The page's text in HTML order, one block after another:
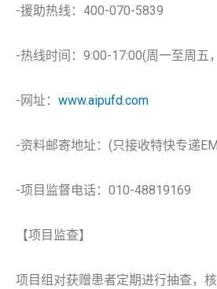
-援助热线：400-070-5839
-热线时间：9:00-17:00(周一至周五
-网址： www.aipufd.com
-资料邮寄地址：(只接收特快专递
-项目监督电话：010-48819169
【项目监查】
项目组对获赠患者定期进行抽查，